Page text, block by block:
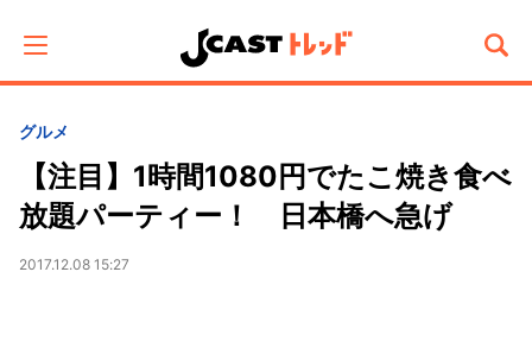
グルメ
【注目】1時間1080円でたこ焼き食べ
放題パーティー！ 日本橋へ急げ
2017.12.08 15:27